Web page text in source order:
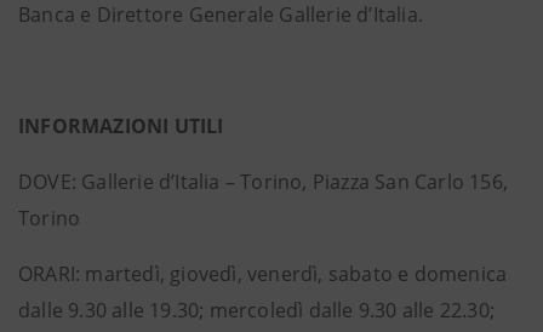
Banca e Direttore Generale Gallerie d’Italia.
INFORMAZIONI UTILI
DOVE: Gallerie d’Italia – Torino, Piazza San Carlo 156,
Torino
ORARI: martedì, giovedì, venerdì, sabato e domenica
dalle 9.30 alle 19.30; mercoledì dalle 9.30 alle 22.30;